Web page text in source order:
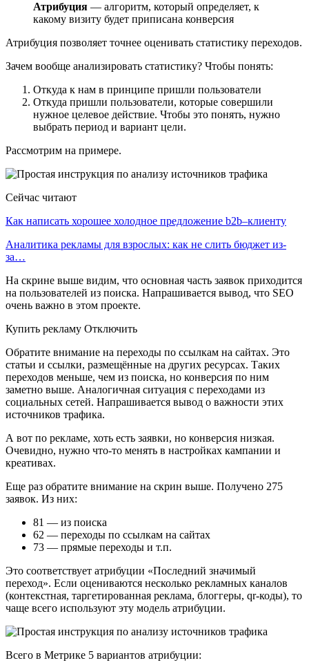
Атрибуция — алгоритм, который определяет, к
какому визиту будет приписана конверсия
Атрибуция позволяет точнее оценивать статистику переходов.
Зачем вообще анализировать статистику? Чтобы понять:
Откуда к нам в принципе пришли пользователи
Откуда пришли пользователи, которые совершили
нужное целевое действие. Чтобы это понять, нужно
выбрать период и вариант цели.
Рассмотрим на примере.
Сейчас читают
Как написать хорошее холодное предложение b2b–клиенту
Аналитика рекламы для взрослых: как не слить бюджет из-
за…
На скрине выше видим, что основная часть заявок приходится
на пользователей из поиска. Напрашивается вывод, что SEO
очень важно в этом проекте.
Купить рекламу Отключить
Обратите внимание на переходы по ссылкам на сайтах. Это
статьи и ссылки, размещённые на других ресурсах. Таких
переходов меньше, чем из поиска, но конверсия по ним
заметно выше. Аналогичная ситуация с переходами из
социальных сетей. Напрашивается вывод о важности этих
источников трафика.
А вот по рекламе, хоть есть заявки, но конверсия низкая.
Очевидно, нужно что-то менять в настройках кампании и
креативах.
Еще раз обратите внимание на скрин выше. Получено 275
заявок. Из них:
81 — из поиска
62 — переходы по ссылкам на сайтах
73 — прямые переходы и т.п.
Это соответствует атрибуции «Последний значимый
переход». Если оцениваются несколько рекламных каналов
(контекстная, таргетированная реклама, блоггеры, qr-коды), то
чаще всего используют эту модель атрибуции.
Всего в Метрике 5 вариантов атрибуции: